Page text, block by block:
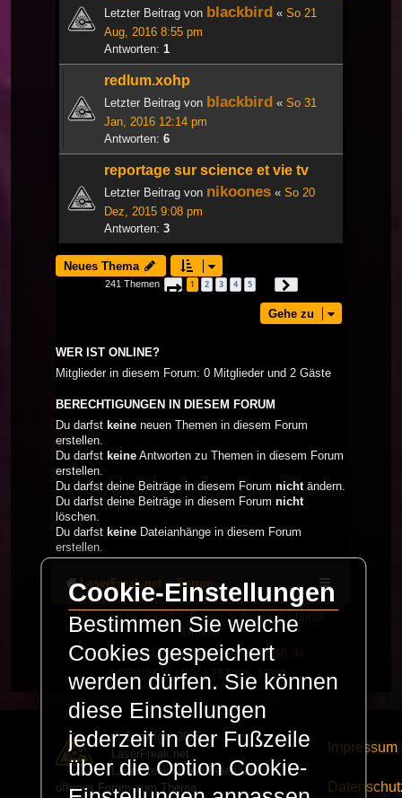
Letzter Beitrag von blackbird « So 21
Aug, 2016 8:55 pm
Antworten: 1
redlum.xohp
Letzter Beitrag von blackbird « So 31
Jan, 2016 12:14 pm
Antworten: 6
reportage sur science et vie tv
Letzter Beitrag von nikoones « So 20
Dez, 2015 9:08 pm
Antworten: 3
Neues Thema
241 Themen Seite 1von
1 2 3 4 5
Gehe zu
WER IST ONLINE?
Mitglieder in diesem Forum: 0 Mitglieder und 2 Gäste
BERECHTIGUNGEN IN DIESEM FORUM
Du darfst keine neuen Themen in diesem Forum
erstellen.
Du darfst keine Antworten zu Themen in diesem Forum
erstellen.
Du darfst deine Beiträge in diesem Forum nichtändern.
Du darfst deine Beiträge in diesem Forum nicht
löschen.
Du darfst keine Dateianhänge in diesem Forum
erstellen.
LaserFreak.net Forum
Powered by phpBB
® Forum Software © phpBB
Limited
Deutsche Übersetzung durchphpBB.de
PRIVACY_LINK| TERMS_LINK
© Copyright 2025 -
LaserFreak.net
LaserFreak ist ein freies und
offenes Forum zum Thema
Impressum
Cookie-Einstellungen
Bestimmen Sie welche
Cookies gespeichert
werden dürfen. Sie können
diese Einstellungen
jederzeit in der Fußzeile
über die Option Cookie-